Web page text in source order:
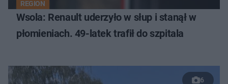
REGION
Wsola: Renault uderzyło w słup i stanął w
płomieniach. 49-latek trafił do szpitala
6